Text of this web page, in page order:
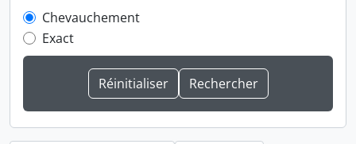
Chevauchement
Exact